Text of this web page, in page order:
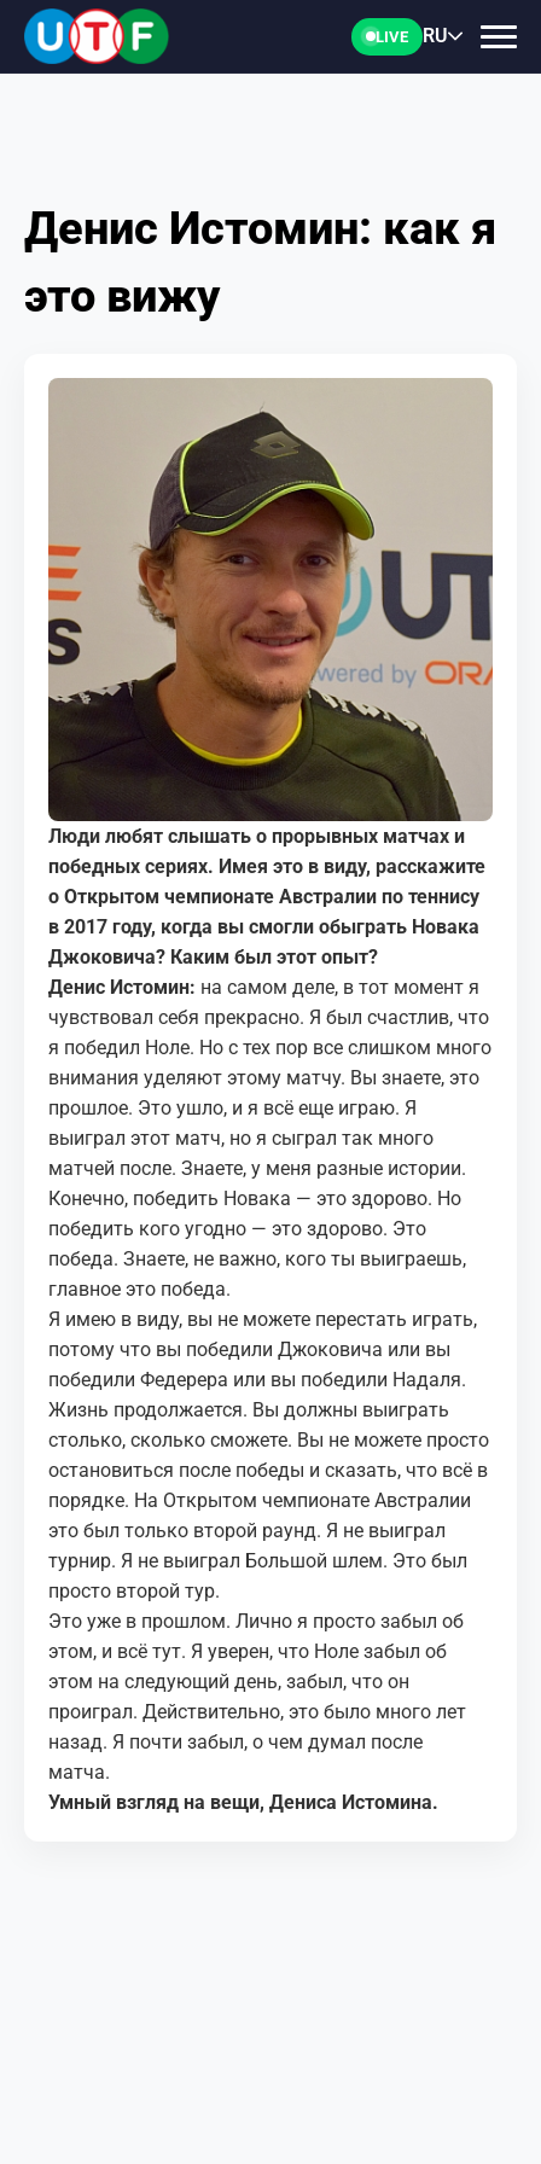
LIVE RU
ГЛАВНАЯ
ФТУ
ПЕРСОНАЛИИ
МЕДИА
КОРТЫ
КОНТАКТЫ
UZ-PIN
Денис Истомин: как я
это вижу
Люди любят слышать о прорывных матчах и
победных сериях. Имея это в виду, расскажите
о Открытом чемпионате Австралии по теннису
в 2017 году, когда вы смогли обыграть Новака
Джоковича? Каким был этот опыт?
Денис Истомин: на самом деле, в тот момент я
чувствовал себя прекрасно. Я был счастлив, что
я победил Ноле. Но с тех пор все слишком много
внимания уделяют этому матчу. Вы знаете, это
прошлое. Это ушло, и я всё еще играю. Я
выиграл этот матч, но я сыграл так много
матчей после. Знаете, у меня разные истории.
Конечно, победить Новака — это здорово. Но
победить кого угодно — это здорово. Это
победа. Знаете, не важно, кого ты выиграешь,
главное это победа.
Я имею в виду, вы не можете перестать играть,
потому что вы победили Джоковича или вы
победили Федерера или вы победили Надаля.
Жизнь продолжается. Вы должны выиграть
столько, сколько сможете. Вы не можете просто
остановиться после победы и сказать, что всё в
порядке. На Открытом чемпионате Австралии
это был только второй раунд. Я не выиграл
турнир. Я не выиграл Большой шлем. Это был
просто второй тур.
Это уже в прошлом. Лично я просто забыл об
этом, и всё тут. Я уверен, что Ноле забыл об
этом на следующий день, забыл, что он
проиграл. Действительно, это было много лет
назад. Я почти забыл, о чем думал после
матча.
Умный взгляд на вещи, Дениса Истомина.